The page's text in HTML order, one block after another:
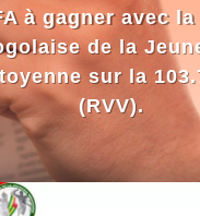
à gagner avec
de la
sur la
(RVV).